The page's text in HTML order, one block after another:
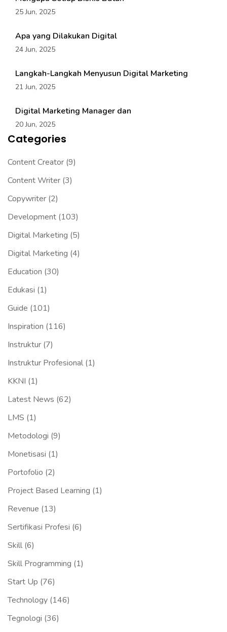
25 Jun, 2025
Apa yang Dilakukan Digital
24 Jun, 2025
Langkah-Langkah Menyusun Digital Marketing
21 Jun, 2025
Digital Marketing Manager dan
20 Jun, 2025
Categories
Content Creator (9)
Content Writer (3)
Copywriter (2)
Development (103)
Digital Marketing (5)
Digital Marketing (4)
Education (30)
Edukasi (1)
Guide (101)
Inspiration (116)
Instruktur (7)
Instruktur Profesional (1)
KKNI (1)
Latest News (62)
LMS (1)
Metodologi (9)
Monetisasi (1)
Portofolio (2)
Project Based Learning (1)
Revenue (13)
Sertifikasi Profesi (6)
Skill (6)
Skill Programming (1)
Start Up (76)
Technology (146)
Tegnologi (36)